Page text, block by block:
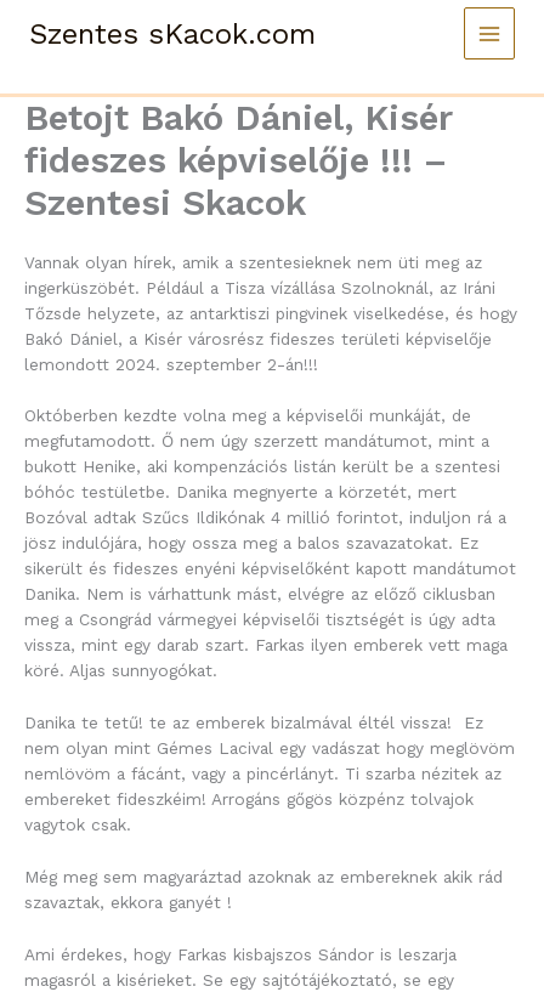
Szentes sKacok.com
Betojt Bakó Dániel, Kisér
fideszes képviselője !!! –
Szentesi Skacok
Vannak olyan hírek, amik a szentesieknek nem üti meg az
ingerküszöbét. Például a Tisza vízállása Szolnoknál, az Iráni
Tőzsde helyzete, az antarktiszi pingvinek viselkedése, és hogy
Bakó Dániel, a Kisér városrész fideszes területi képviselője
lemondott 2024. szeptember 2-án!!!
Októberben kezdte volna meg a képviselői munkáját, de
megfutamodott. Ő nem úgy szerzett mandátumot, mint a
bukott Henike, aki kompenzációs listán került be a szentesi
bóhóc testületbe. Danika megnyerte a körzetét, mert
Bozóval adtak Szűcs Ildikónak 4 millió forintot, induljon rá a
jösz indulójára, hogy ossza meg a balos szavazatokat. Ez
sikerült és fideszes enyéni képviselőként kapott mandátumot
Danika. Nem is várhattunk mást, elvégre az előző ciklusban
meg a Csongrád vármegyei képviselői tisztségét is úgy adta
vissza, mint egy darab szart. Farkas ilyen emberek vett maga
köré. Aljas sunnyogókat.
Danika te tetű! te az emberek bizalmával éltél vissza! Ez
nem olyan mint Gémes Lacival egy vadászat hogy meglövöm
nemlövöm a fácánt, vagy a pincérlányt. Ti szarba nézitek az
embereket fideszkéim! Arrogáns gőgös közpénz tolvajok
vagytok csak.
Még meg sem magyaráztad azoknak az embereknek akik rád
szavaztak, ekkora ganyét !
Ami érdekes, hogy Farkas kisbajszos Sándor is leszarja
magasról a kisérieket. Se egy sajtótájékoztató, se egy